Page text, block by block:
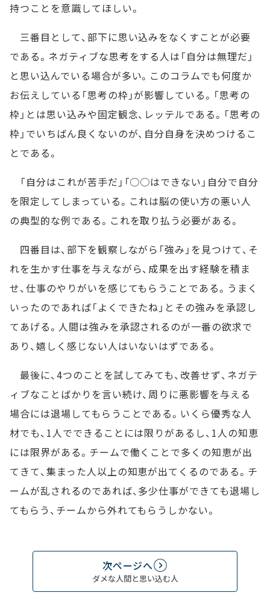
持つことを意識してほしい。
三番目として、部下に思い込みをなくすことが必要
である。ネガティブな思考をする人は「自分は無理だ」
と思い込んでいる場合が多い。このコラムでも何度か
お伝えしている「思考の枠」が影響している。「思考の
枠」とは思い込みや固定観念、レッテルである。「思考の
枠」でいちばん良くないのが、自分自身を決めつけるこ
とである。
「自分はこれが苦手だ」「○○はできない」自分で自分
を限定してしまっている。これは脳の使い方の悪い人
の典型的な例である。これを取り払う必要がある。
四番目は、部下を観察しながら「強み」を見つけて、そ
れを生かす仕事を与えながら、成果を出す経験を積ま
せ、仕事のやりがいを感じてもらうことである。うまく
いったのであれば「よくできたね」とその強みを承認し
てあげる。人間は強みを承認されるのが一番の欲求で
あり、嬉しく感じない人はいないはずである。
最後に、4つのことを試してみても、改善せず、ネガテ
ィブなことばかりを言い続け、周りに悪影響を与える
場合には退場してもらうことである。いくら優秀な人
材でも、1人でできることには限りがあるし、1人の知恵
には限界がある。チームで働くことで多くの知恵が出
てきて、集まった人以上の知恵が出てくるのである。チ
ームが乱されるのであれば、多少仕事ができても退場し
てもらう、チームから外れてもらうしかない。
次ページへ
ダメな人間と思い込む人